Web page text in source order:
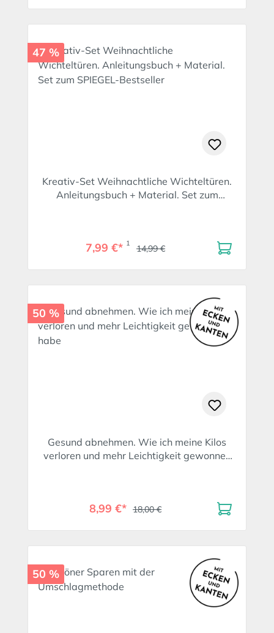
47 %
Kreativ-Set Weihnachtliche Wichteltüren.
Anleitungsbuch + Material. Set zum
7,99 €* 1 14,99 €
50 %
Gesund abnehmen. Wie ich meine Kilos
verloren und mehr Leichtigkeit gewonnen
8,99 €* 18,00 €
50 %